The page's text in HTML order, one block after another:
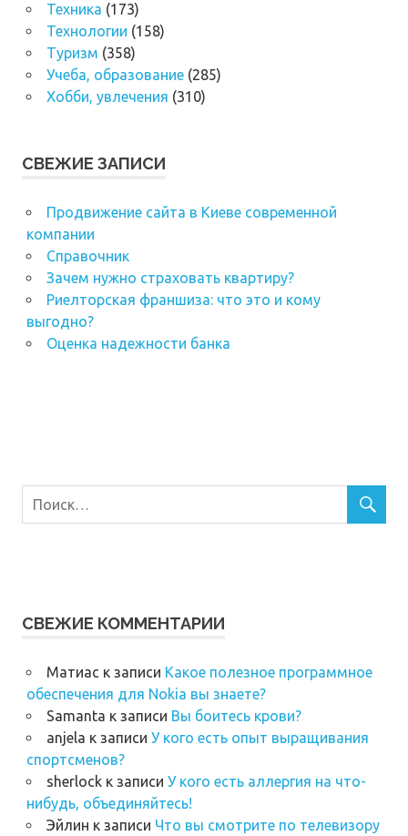
Техника (173)
Технологии (158)
Туризм (358)
Учеба, образование(285)
Хобби, увлечения (310)
СВЕЖИЕ ЗАПИСИ
Продвижение сайта в Киеве современной
компании
Справочник
Зачем нужно страховать квартиру?
Риелторская франшиза: что это и кому
выгодно?
Оценка надежности банка
СВЕЖИЕ КОММЕНТАРИИ
Матиас к записи Какое полезное программное
обеспечения для Nokia вы знаете?
Samanta к записи Вы боитесь крови?
anjela к записи У кого есть опыт выращивания
спортсменов?
sherlockк записи У кого есть аллергия на что-
нибудь, объединяйтесь!
Эйлин к записи Что вы смотрите по телевизору